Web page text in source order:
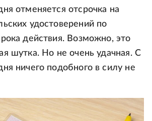
отменяется отсрочка на
удостоверений по
действия. Возможно, это
шутка. Но не очень удачная. С
ничего подобного в силу не